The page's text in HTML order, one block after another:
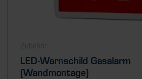
Zubehör
LED-Warnschild Gasalarm
(Wandmontage)